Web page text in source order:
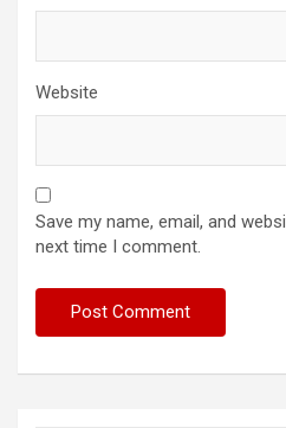
Website
Save my name, email, and
next time I comment.